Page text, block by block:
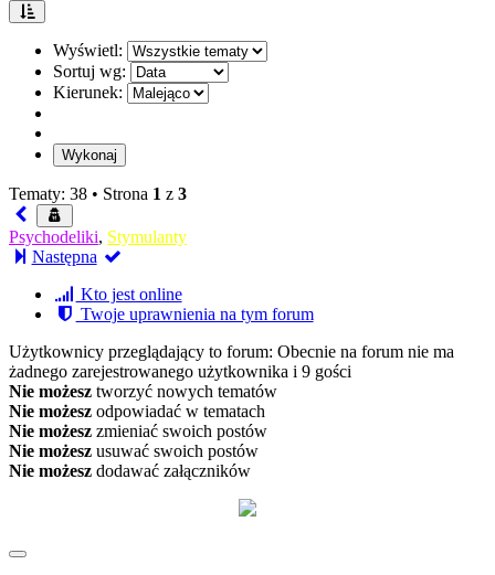
Wyświetl:
Sortuj wg:
Kierunek:
Tematy: 38 • Strona 1 z 3
Psychodeliki, Stymulanty
Następna
Kto jest online
Twoje uprawnienia na tym forum
Użytkownicy przeglądający to forum: Obecnie na forum nie ma
żadnego zarejestrowanego użytkownika i 9 gości
Nie możesz tworzyć nowych tematów
Nie możesz odpowiadać w tematach
Nie możesz zmieniać swoich postów
Nie możesz usuwać swoich postów
Nie możesz dodawać załączników